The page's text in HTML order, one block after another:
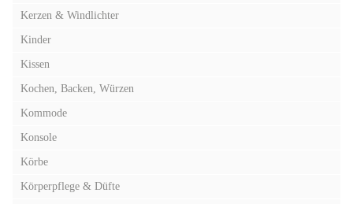
Kerzen & Windlichter
Kinder
Kissen
Kochen, Backen, Würzen
Kommode
Konsole
Körbe
Körperpflege & Düfte